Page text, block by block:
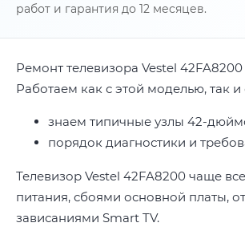
работ и гарантия до 12 месяцев.
Ремонт телевизора Vestel
Работаем как с этой моделью, так
знаем типичные узлы 42-
порядок диагностики и
Телевизор Vestel 42FA8200 чаще
питания, сбоями основной платы,
зависаниями Smart TV.